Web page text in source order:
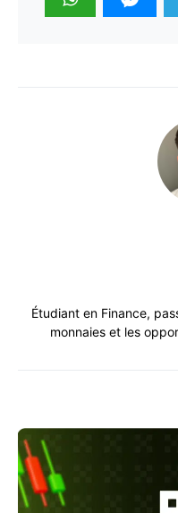
Étudiant en Finance,
monnaies et les